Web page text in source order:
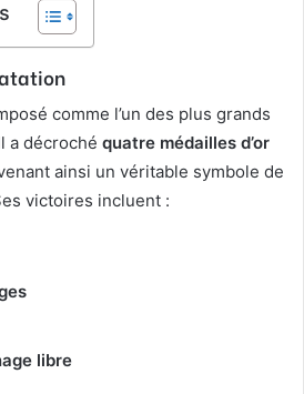
comme l’un des plus grands
a décroché quatre médailles d’or
ainsi un véritable symbole de
victoires incluent :
libre